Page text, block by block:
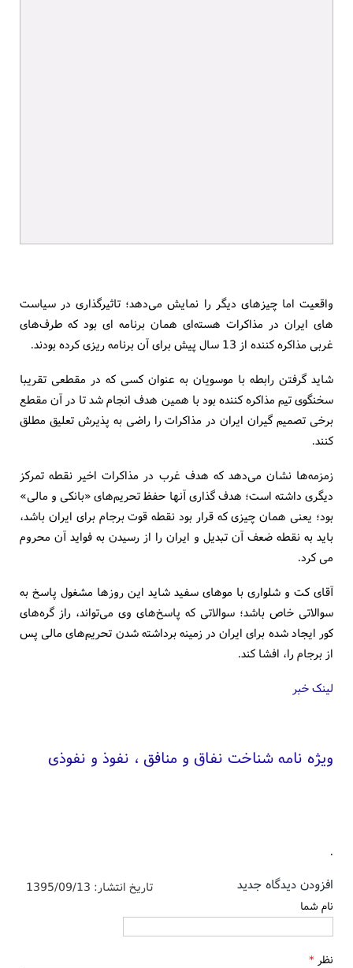
واقعیت اما چیزهای دیگر را نمایش می‌دهد؛ تاثیرگذاری در سیاست
های ایران در مذاکرات هسته‌ای همان برنامه ای بود که طرف‌های
غربی مذاکره کننده از 13 سال پیش برای آن برنامه ریزی کرده بودند.
شاید گرفتن رابطه با موسویان به عنوان کسی که در مقطعی تقریبا
سخنگوی تیم مذاکره کننده بود با همین هدف انجام شد تا در آن مقطع
برخی تصمیم گیران ایران در مذاکرات را راضی به پذیرش تعلیق مطلق
کنند.
زمزمه‌ها نشان می‌دهد که هدف غرب در مذاکرات اخیر نقطه تمرکز
دیگری داشته است؛ هدف گذاری آنها حفظ تحریم‌های «بانکی و مالی»
بود؛ یعنی همان چیزی که قرار بود نقطه قوت برجام برای ایران باشد،
باید به نقطه ضعف آن تبدیل و ایران را از رسیدن به فواید آن محروم
می کرد.
آقای کت و شلواری با موهای سفید شاید این روزها مشغول پاسخ به
سوالاتی خاص باشد؛ سوالاتی که پاسخ‌های وی می‌تواند، راز گره‌های
کور ایجاد شده برای ایران در زمینه برداشته شدن تحریم‌های مالی پس
از برجام را، افشا کند.
لینک خبر
ویژه نامه شناخت نفاق و منافق ، نفوذ و نفوذی
.
تاریخ انتشار: 1395/09/13 افزودن دیدگاه جدید
نام شما
نظر *